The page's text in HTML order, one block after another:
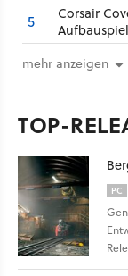
5
Corsair
mehr anzeigen
TOP-
PC